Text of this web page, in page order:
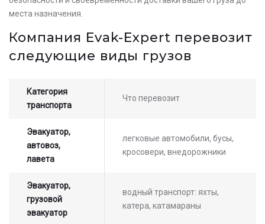
места назначения.
Компания Evak-Expert перевозит
следующие виды грузов
Категория
транспорта
Что перевозит
Эвакуатор,
автовоз,
лавета
легковые автомобили, бусы,
кросовери, внедорожники
Эвакуатор,
грузовой
эвакуатор
водный транспорт: яхты,
катера, катамараны
Оставьте заявку на просчет
оператором